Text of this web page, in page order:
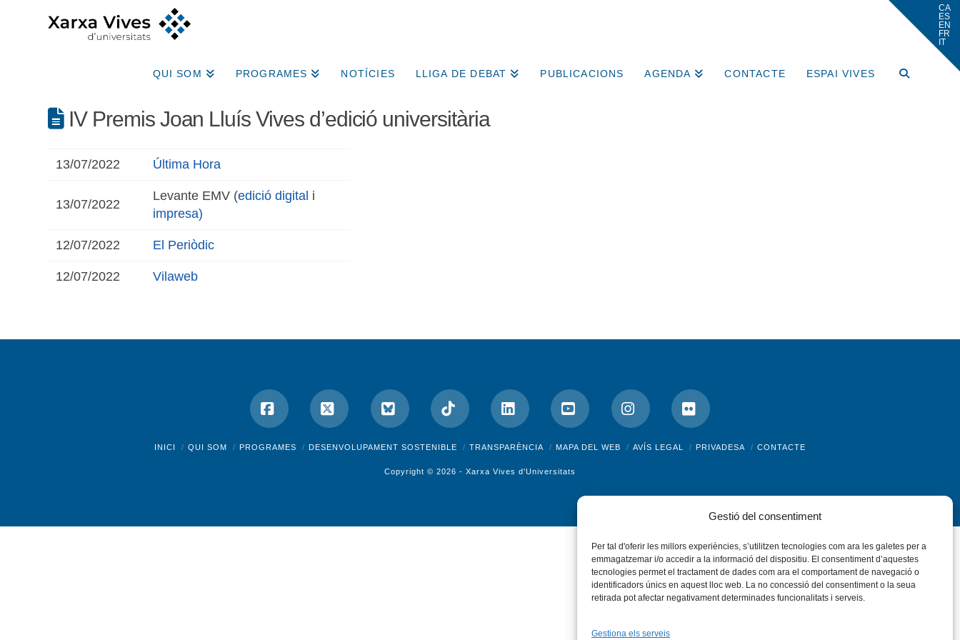
Gestió del consentiment
Per tal d'oferir les millors experiències, s’utilitzen tecnologies com ara les galetes per a
emmagatzemar i/o accedir a la informació del dispositiu. El consentiment d’aquestes
tecnologies permet el tractament de dades com ara el comportament de navegació o
identificadors únics en aquest lloc web. La no concessió del consentiment o la seua
retirada pot afectar negativament determinades funcionalitats i serveis.
Gestiona els serveis
QUI SOM PROGRAMES NOTÍCIES LLIGA DE DEBAT PUBLICACIONS AGENDA CONTACTE ESPAI VIVES
IV Premis Joan Lluís Vives d’edició universitària
13/07/2022 Última Hora
13/07/2022
Levante EMV (edició digital i
impresa)
12/07/2022 El Periòdic
12/07/2022 Vilaweb
Facebook
X Bluesky Tiktok LinkedInYouTube InstagramFlickr
INICI QUI SOM PROGRAMES DESENVOLUPAMENT SOSTENIBLE TRANSPARÈNCIA MAPA DEL WEB AVÍS LEGAL PRIVADESA CONTACTE
Copyright © 2026 - Xarxa Vives d'Universitats